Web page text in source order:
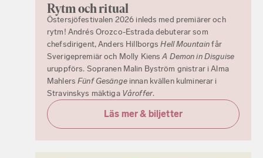
Rytm och ritual
Östersjöfestivalen 2026 inleds med premiärer och
rytm! Andrés Orozco-Estrada debuterar som
chefsdirigent, Anders HillborgsHell Mountainfår
Sverigepremiär och Molly KiensA Demon in Disguise
uruppförs. Sopranen Malin Byström gnistrar i Alma
MahlersFünf Gesänge innan kvällen kulminerar i
Stravinskys mäktiga Våroffer.
Läs mer & biljetter